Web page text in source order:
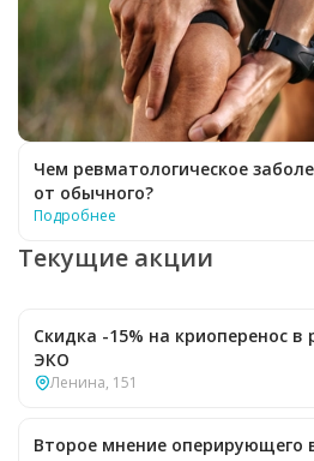
Чем ревматологическое
от обычного?
Подробнее
Текущие акции
Скидка -15% на криоперенос
ЭКО
Ленина, 151
Второе мнение оперирующего